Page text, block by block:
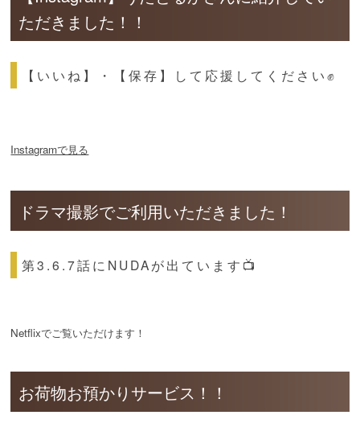
ただきました！！
【いいね】・【保存】して応援してください✊
Instagramで見る
ドラマ撮影でご利用いただきました！
第3.6.7話にNUDAが出ています📺
Netflixでご覧いただけます！
お荷物お預かりサービス！！